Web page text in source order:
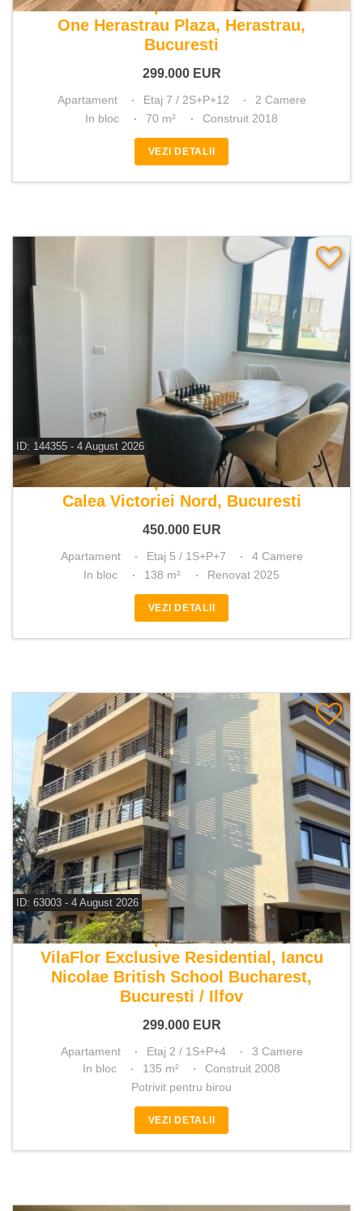
De vanzare apartament 2 camere
One Herastrau Plaza, Herastrau,
Bucuresti
299.000 EUR
Apartament Etaj 7 / 2S+P+12
2 Camere
In bloc
70 m² Construit 2018
VEZI DETALII
ID: 144355 - 4 August 2026
De vanzare apartament 4 camere
Calea Victoriei Nord, Bucuresti
450.000 EUR
Apartament Etaj 5 / 1S+P+7
4 Camere
In bloc
138 m² Renovat 2025
VEZI DETALII
ID: 63003 - 4 August 2026
De vanzare apartament 3 camere
VilaFlor Exclusive Residential, Iancu
Nicolae British School Bucharest,
Bucuresti / Ilfov
299.000 EUR
Apartament Etaj 2 / 1S+P+4
3 Camere
In bloc
135 m²
Construit 2008
Potrivit pentru birou
VEZI DETALII